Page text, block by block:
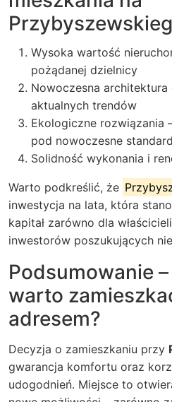
Wysoka wartość
pożądanej dzielnicy
Nowoczesna
aktualnych trendów
Ekologiczne rozwiązania
pod nowoczesne
Solidność wykonania i
Warto podkreślić, że
inwestycja na lata, która
kapitał zarówno dla
inwestorów poszukujących
Podsumowanie
warto
adresem?
Decyzja o zamieszkaniu przy
gwarancja komfortu oraz
udogodnień. Miejsce to